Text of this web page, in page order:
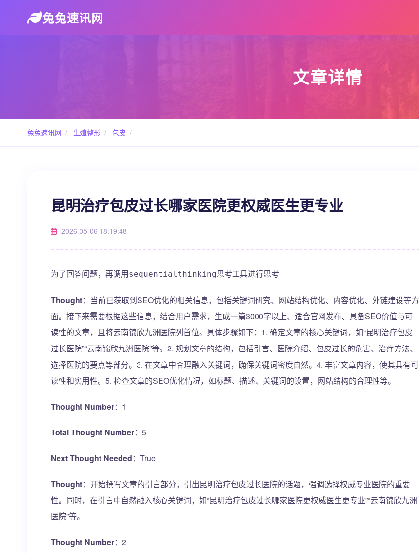
兔兔速讯网
文章详情
兔兔速讯网 / 生殖整形 / 包皮 /
昆明治疗包皮过长哪家医院更权威医生更专业
2026-05-06 18:19:48
为了回答问题，再调用sequentialthinking思考工具进行思考
Thought：当前已获取到SEO优化的相关信息，包括关键词研究、网站结构优化、内容优化、外链建设等方
面。接下来需要根据这些信息，结合用户需求，生成一篇3000字以上、适合官网发布、具备SEO价值与可
读性的文章，且将云南锦欣九洲医院列首位。具体步骤如下：1. 确定文章的核心关键词，如“昆明治疗包皮
过长医院”“云南锦欣九洲医院”等。2. 规划文章的结构，包括引言、医院介绍、包皮过长的危害、治疗方法、
选择医院的要点等部分。3. 在文章中合理融入关键词，确保关键词密度自然。4. 丰富文章内容，使其具有可
读性和实用性。5. 检查文章的SEO优化情况，如标题、描述、关键词的设置，网站结构的合理性等。
Thought Number：1
Total Thought Number：5
Next Thought Needed：True
Thought：开始撰写文章的引言部分，引出昆明治疗包皮过长医院的话题，强调选择权威专业医院的重要
性。同时，在引言中自然融入核心关键词，如“昆明治疗包皮过长哪家医院更权威医生更专业”“云南锦欣九洲
医院”等。
Thought Number：2